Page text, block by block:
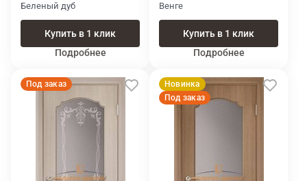
Беленый дуб
Купить в 1 клик
Подробнее
Венге
Купить в 1 клик
Подробнее
Под заказ
Новинка
Под заказ